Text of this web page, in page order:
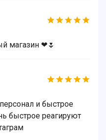
магазин ❤🌷
и быстрое
быстрое реагируют